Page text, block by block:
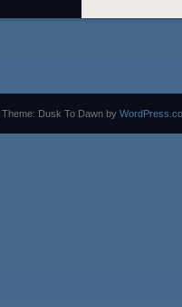
Theme: Dusk To Dawn by